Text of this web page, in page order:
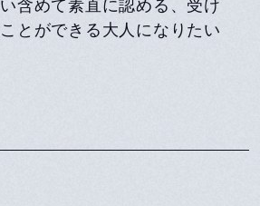
含めて素直に認める、受け
とができる大人になりたい